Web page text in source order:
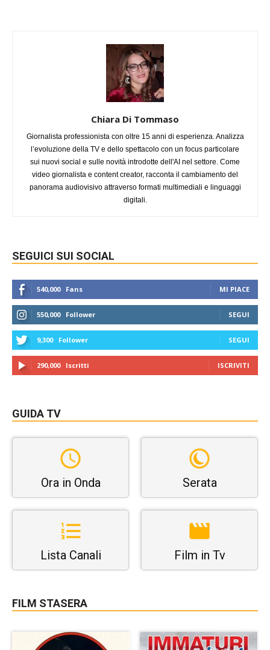
Chiara Di Tommaso
Giornalista professionista con oltre 15 anni di esperienza. Analizza
l’evoluzione della TV e dello spettacolo con un focus particolare
sui nuovi social e sulle novità introdotte dell'AI nel settore. Come
video giornalista e content creator, racconta il cambiamento del
panorama audiovisivo attraverso formati multimediali e linguaggi
digitali.
SEGUICI SUI SOCIAL
540,000 Fans MI PIACE
550,000 Follower SEGUI
9,300 Follower SEGUI
290,000 Iscritti ISCRIVITI
GUIDA TV
Ora in Onda Serata
Lista Canali Film in Tv
FILM STASERA